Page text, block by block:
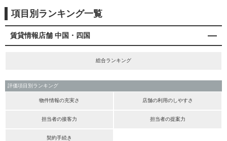
項目別ランキング一覧
賃貸情報店舗 中国・四国
総合ランキング
評価項目別ランキング
物件情報の充実さ 店舗の利用のしやすさ
担当者の接客力 担当者の提案力
契約手続き